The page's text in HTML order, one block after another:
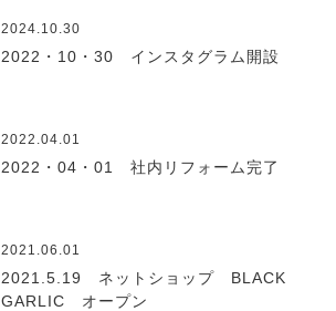
2024.10.30
2022・10・30 インスタグラム開設
2022.04.01
2022・04・01 社内リフォーム完了
2021.06.01
2021.5.19 ネットショップ BLACK
GARLIC オープン